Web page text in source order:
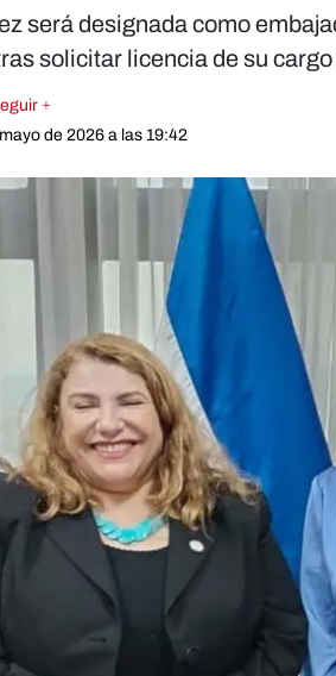
será designada como
solicitar licencia de su
+
de 2026 a las 19:42